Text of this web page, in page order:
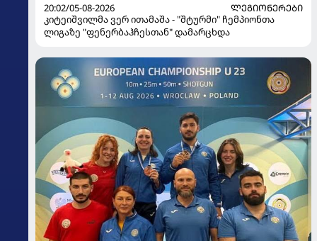
20:02/05-08-2026
ᲚᲔᲒᲘᲝᲜᲔᲠᲔᲑᲘ
კიტეიშვილმა ვერ ითამაშა - "შტურმი" ჩემპიონთა
ლიგაზე "ფენერბაჰჩესთან" დამარცხდა